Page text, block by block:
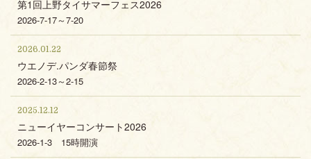
第1回上野タイサマーフェス2026
2026-7-17～7-20
2026.01.22
ウエノデ.パンダ春節祭
2026-2-13～2-15
2025.12.12
ニューイヤーコンサート2026
2026-1-3 15時開演